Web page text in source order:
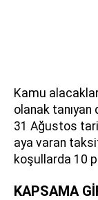
Kamu
olanak
31 Ağustos
aya varan
koşullarda 10
KAPSAMA